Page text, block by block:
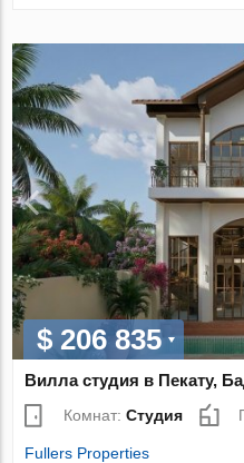
$ 206 835
Вилла студия в Пекату,
Комнат:Студия
Fullers Properties